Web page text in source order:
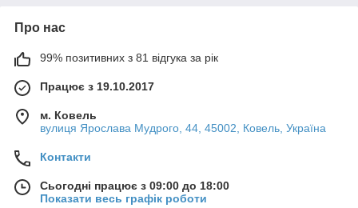
Про нас
99% позитивних з 81 відгука за рік
Працює з 19.10.2017
м. Ковель
вулиця Ярослава Мудрого, 44, 45002, Ковель, Україна
Контакти
Сьогодні працює з 09:00 до 18:00
Показати весь графік роботи